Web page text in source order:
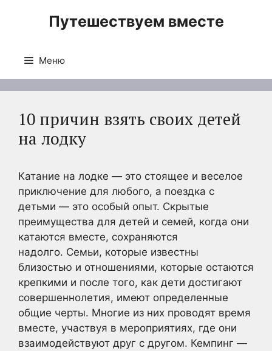
Путешествуем вместе
Меню
10 причин взять своих детей
на лодку
Катание на лодке — это стоящее и веселое
приключение для любого, а поездка с
детьми — это особый опыт. Скрытые
преимущества для детей и семей, когда они
катаются вместе, сохраняются
надолго. Семьи, которые известны
близостью и отношениями, которые остаются
крепкими и после того, как дети достигают
совершеннолетия, имеют определенные
общие черты. Многие из них проводят время
вместе, участвуя в мероприятиях, где они
взаимодействуют друг с другом. Кемпинг —